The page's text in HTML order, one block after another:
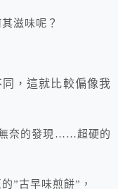
滋味呢？
，這就比較偏像我
奈的發現……超硬的
”古早味煎餅”，